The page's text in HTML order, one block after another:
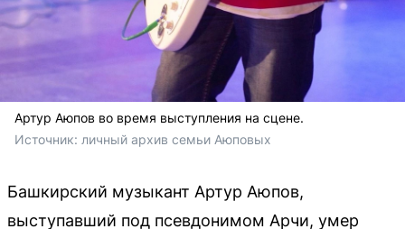
Артур Аюпов во время выступления на сцене.
Источник: личный архив семьи Аюповых
Башкирский музыкант Артур Аюпов,
выступавший под псевдонимом Арчи, умер